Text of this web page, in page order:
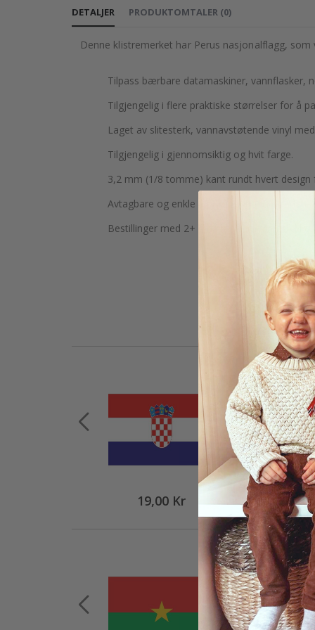
DETALJER
Denne klistremerket har Perus nasjonalflagg,
Tilpass bærbare datamaskiner, vannflasker,
Tilgjengelig i flere praktiske størrelser for å
Laget av slitesterk, vannavstøtende vinyl
Tilgjengelig i gjennomsiktig og hvit farge.
3,2 mm (1/8 tomme) kant rundt hvert design
Avtagbare og enkle å påføre uten å etterlate
Bestillinger med 2+ små klistremerker
PRODUKTOMTALER (0)
19,00 Kr